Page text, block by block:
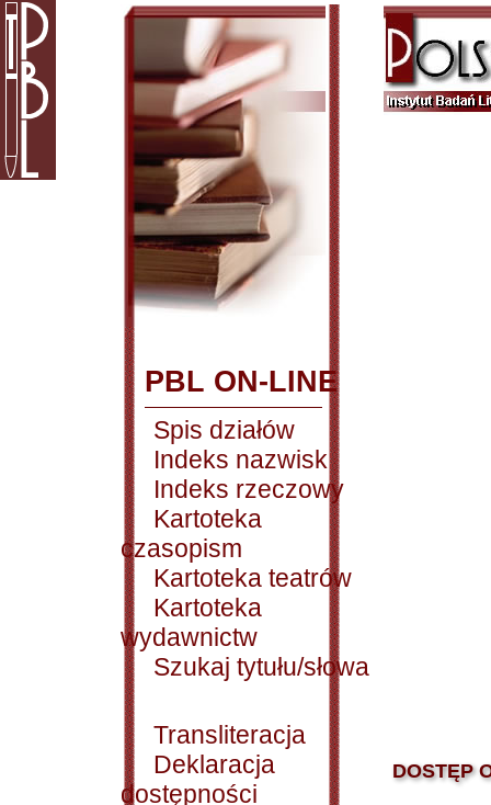
PBL ON-LINE
Spis działów
Indeks nazwisk
Indeks rzeczowy
Kartoteka
czasopism
Kartoteka teatrów
Kartoteka
wydawnictw
Szukaj tytułu/słowa
Transliteracja
Deklaracja
dostępności
DOSTĘP